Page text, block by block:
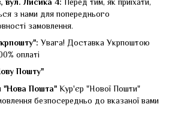
вул. Лисика 4: Перед тим, як приїхати,
з нами для попереднього
замовлення.
Увага! Доставка Укрпоштою
оплаті
Пошту"
"Нова Пошта"Кур'єр "Нової Пошти"
безпосередньо до вказаної вами